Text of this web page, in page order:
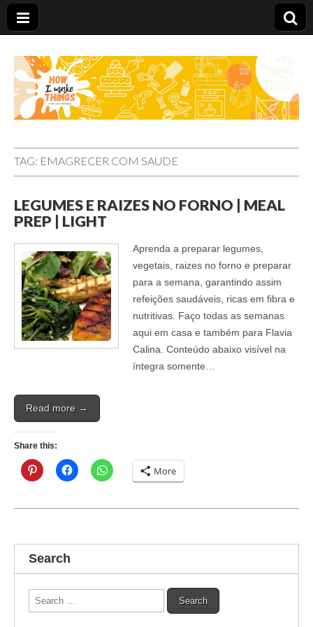
Carolina Stefano
TAG: EMAGRECER COM SAUDE
LEGUMES E RAIZES NO FORNO | MEAL
PREP | LIGHT
Aprenda a preparar legumes,
vegetais, raizes no forno e preparar
para a semana, garantindo assim
refeições saudáveis, ricas em fibra e
nutritivas. Faço todas as semanas
aqui em casa e também para Flavia
Calina. Conteúdo abaixo visível na
íntegra somente…
Read more →
Share this:
More
Search
Search
for: